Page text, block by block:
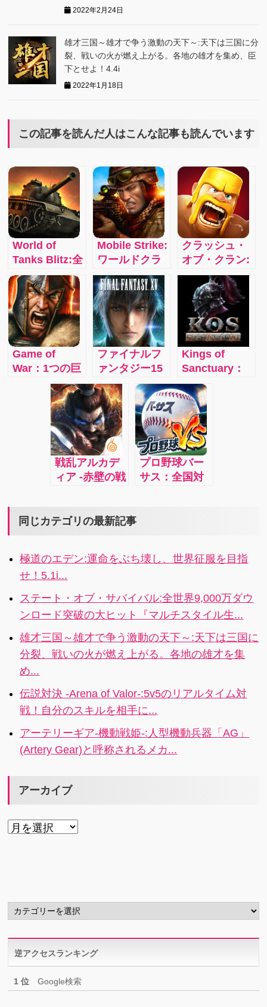
2022年2月24日
雄才三国～雄才で争う激動の天下～:天下は三国に分
裂、戦いの火が燃え上がる。各地の雄才を集め、臣
下とせよ！4.4i
2022年1月18日
この記事を読んだ人はこんな記事も読んでいます
World of
Tanks Blitz:全
世界で9,000
万人を超える
プレイヤーを
有するモバイ
ル MMO アク
ションゲーム
がアプリ化！
自分の好きな
戦車で勝ち進
Mobile Strike:
ワールドクラ
スのリアルタ
イム戦略
MMORPGがつ
いに日本上
陸！
クラッシュ・
オブ・クラン:
仲間と協力し
て自分のクラ
ンを勝利に導
こう！世界中
のプレイヤー
と対戦する本
格ストラテジ
ーゲーム！
Game of
War：1つの巨
大な冒険世界
で終わること
なく繰り広げ
られる 大規模
戦略バトル
ファイナルフ
ァンタジー15
新たなる王
国：仲間とギ
ルドを組み、
英雄のひとり
として冒険に
繰り出すの
だ！s
Kings of
Sanctuary：
世界中のプレ
イヤーがサー
バーを介して
オンラインで
ゲームに参加
する日本発の
本格的戦略
MMORPG！
戦乱アルカデ
ィア -赤壁の戦
乱に紛れ、秘
目指せ！
プロ野球バー
サス：全国対
同じカテゴリの最新記事
極道のエデン:運命をぶち壊し、世界征服を目指
せ！5.1i...
ステート・オブ・サバイバル:全世界9,000万ダウ
ンロード突破の大ヒット『マルチスタイル生...
雄才三国～雄才で争う激動の天下～:天下は三国に
分裂、戦いの火が燃え上がる。各地の雄才を集
め...
伝説対決 -Arena of Valor-:5v5のリアルタイム対
戦！自分のスキルを相手に...
アーテリーギア-機動戦姫-:人型機動兵器「AG」
(Artery Gear)と呼称されるメカ...
アーカイブ
ア
カ
テ
リ
ー逆アクセスランキング
1 位 Google検索